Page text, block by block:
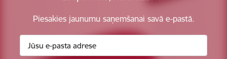
Piesakies jaunumu saņemšanai savā e-pastā.